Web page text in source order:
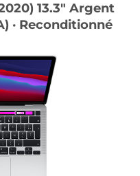
13.3" Argent
· Reconditionné